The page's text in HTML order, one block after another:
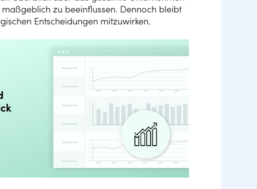
zu beeinflussen. Dennoch bleibt
Entscheidungen mitzuwirken.